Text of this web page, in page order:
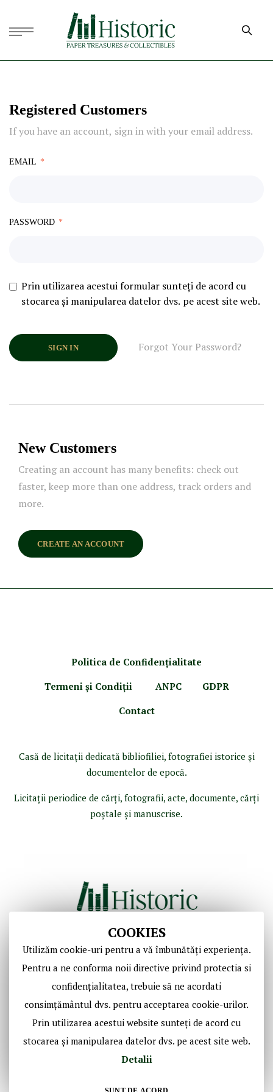
Registered Customers
If you have an account, sign in with your email address.
EMAIL
PASSWORD
Prin utilizarea acestui formular sunteți de acord cu
stocarea și manipularea datelor dvs. pe acest site web.
SIGN IN Forgot Your Password?
New Customers
Creating an account has many benefits: check out
faster, keep more than one address, track orders and
more.
CREATE AN ACCOUNT
COOKIES
Utilizăm cookie-uri pentru a vă îmbunătăți experiența.
Pentru a ne conforma noii directive privind protectia si
confidențialitatea, trebuie să ne acordati
consimțământul dvs. pentru acceptarea cookie-urilor.
Prin utilizarea acestui website sunteți de acord cu
stocarea și manipularea datelor dvs. pe acest site web.
Detalii
Politica de Confidenţialitate
Termeni şi Condiţii
ANPC
GDPR
Contact
Casă de licitaţii dedicată bibliofiliei, fotografiei istorice şi
documentelor de epocă.
Licitaţii periodice de cărţi, fotografii, acte, documente, cărţi
poştale şi manuscrise.
Copyright © Casa de Licitaţii Historic SRL
Social Media Historic